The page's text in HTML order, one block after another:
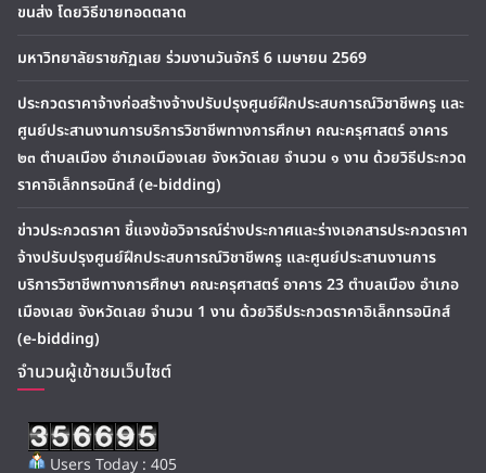
ขนส่ง โดยวิธีขายทอดตลาด
มหาวิทยาลัยราชภัฏเลย ร่วมงานวันจักรี 6 เมษายน 2569
ประกวดราคาจ้างก่อสร้างจ้างปรับปรุงศูนย์ฝึกประสบการณ์วิชาชีพครู และ
ศูนย์ประสานงานการบริการวิชาชีพทางการศึกษา คณะครุศาสตร์ อาคาร
๒๓ ตำบลเมือง อำเภอเมืองเลย จังหวัดเลย จำนวน ๑ งาน ด้วยวิธีประกวด
ราคาอิเล็กทรอนิกส์ (e-bidding)
ข่าวประกวดราคา ชี้แจงข้อวิจารณ์ร่างประกาศและร่างเอกสารประกวดราคา
จ้างปรับปรุงศูนย์ฝึกประสบการณ์วิชาชีพครู และศูนย์ประสานงานการ
บริการวิชาชีพทางการศึกษา คณะครุศาสตร์ อาคาร 23 ตำบลเมือง อำเภอ
เมืองเลย จังหวัดเลย จำนวน 1 งาน ด้วยวิธีประกวดราคาอิเล็กทรอนิกส์
(e-bidding)
จำนวนผู้เข้าชมเว็บไซต์
Users Today : 405